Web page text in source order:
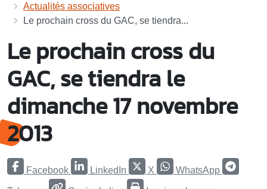
Actualités associatives
Le prochain cross du GAC, se tiendra...
Le prochain cross du
GAC, se tiendra le
dimanche 17 novembre
2013
Facebook LinkedIn X WhatsApp